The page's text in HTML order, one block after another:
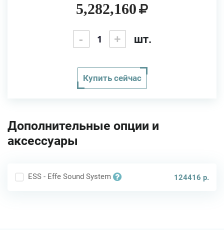
5,282,160
-
+ шт.
Купить сейчас
Дополнительные опции и
аксессуары
ESS - Effe Sound System 124416 р.